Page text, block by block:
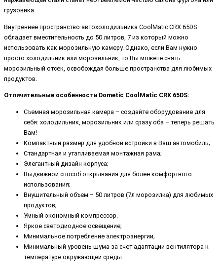
грузовика.
Внутреннее пространство автохолодильника CoolMatic CRX 65DS
обладает вместительность до 50 литров, 7 из который можно
использовать как морозильную камеру. Однако, если Вам нужно
просто холодильник или морозильник, то Вы можете снять
морозильный отсек, освобождая больше пространства для любимых
продуктов.
Отличительные особенности Dometic CoolMatic CRX 65DS:
Съемная морозильная камера – создайте оборудование для
себя: холодильник, морозильник или сразу оба – теперь решать
Вам!
Компактный размер для удобной встройки в Ваш автомобиль;
Стандартная и утапливаемая монтажная рама;
Элегантный дизайн корпуса;
Выдвижной способ открывания для более комфортного
использования;
Внушительный объем – 50 литров (7л морозилка) для любимых
продуктов;
Умный экономный компрессор.
Яркое светодиодное освещение;
Минимальное потребление электроэнергии;
Минимальный уровень шума за счет адаптации вентилятора к
температуре окружающей среды.